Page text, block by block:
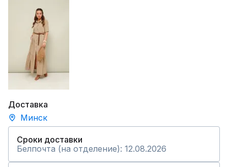
Доставка
Минск
Сроки доставки
Белпочта (на отделение): 12.08.2026